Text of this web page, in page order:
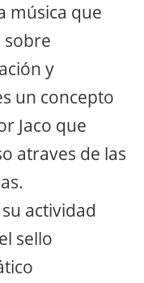
música que
sobre
y
un concepto
Jaco que
atraves de las
actividad
sello